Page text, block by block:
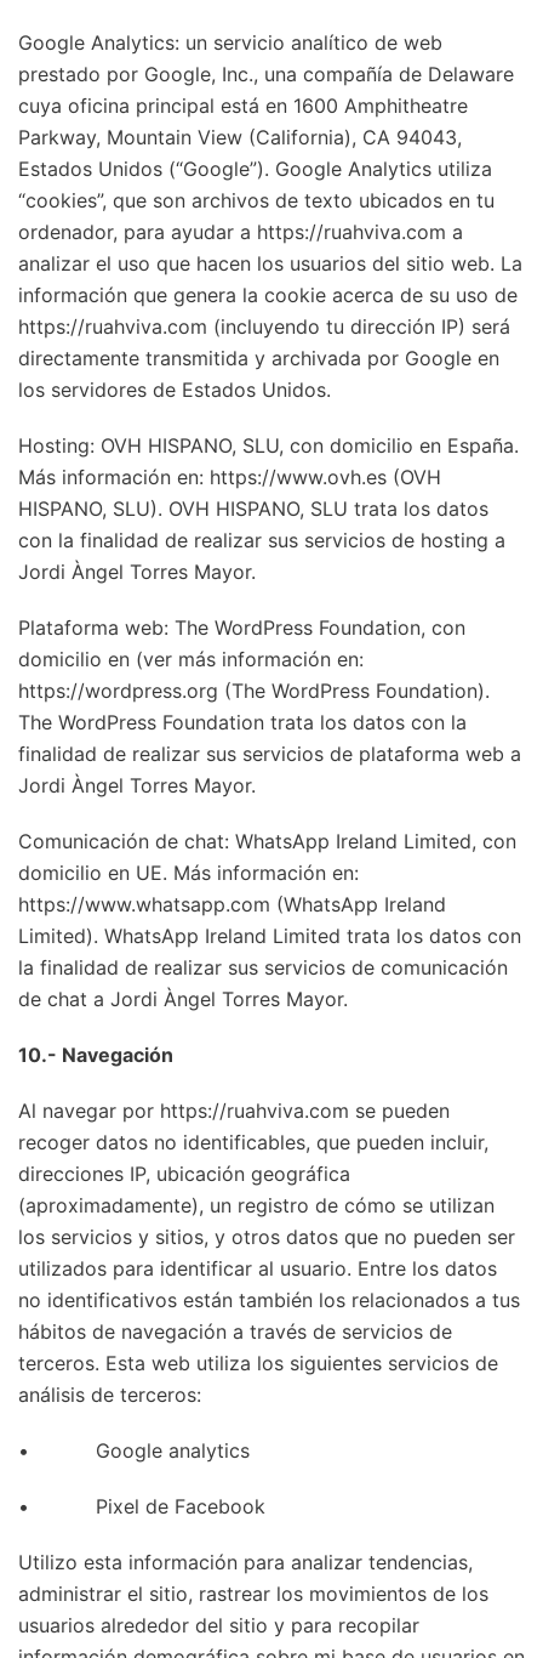
Google Analytics: un servicio analítico de web
prestado por Google, Inc., una compañía de Delaware
cuya oficina principal está en 1600 Amphitheatre
Parkway, Mountain View (California), CA 94043,
Estados Unidos (“Google”). Google Analytics utiliza
“cookies”, que son archivos de texto ubicados en tu
ordenador, para ayudar a https://ruahviva.com a
analizar el uso que hacen los usuarios del sitio web. La
información que genera la cookie acerca de su uso de
https://ruahviva.com (incluyendo tu dirección IP) será
directamente transmitida y archivada por Google en
los servidores de Estados Unidos.
Hosting: OVH HISPANO, SLU, con domicilio en España.
Más información en: https://www.ovh.es (OVH
HISPANO, SLU). OVH HISPANO, SLU trata los datos
con la finalidad de realizar sus servicios de hosting a
Jordi Àngel Torres Mayor.
Plataforma web: The WordPress Foundation, con
domicilio en (ver más información en:
https://wordpress.org (The WordPress Foundation).
The WordPress Foundation trata los datos con la
finalidad de realizar sus servicios de plataforma web a
Jordi Àngel Torres Mayor.
Comunicación de chat: WhatsApp Ireland Limited, con
domicilio en UE. Más información en:
https://www.whatsapp.com (WhatsApp Ireland
Limited). WhatsApp Ireland Limited trata los datos con
la finalidad de realizar sus servicios de comunicación
de chat a Jordi Àngel Torres Mayor.
10.- Navegación
Al navegar por https://ruahviva.com se pueden
recoger datos no identificables, que pueden incluir,
direcciones IP, ubicación geográfica
(aproximadamente), un registro de cómo se utilizan
los servicios y sitios, y otros datos que no pueden ser
utilizados para identificar al usuario. Entre los datos
no identificativos están también los relacionados a tus
hábitos de navegación a través de servicios de
terceros. Esta web utiliza los siguientes servicios de
análisis de terceros:
• Google analytics
• Pixel de Facebook
Utilizo esta información para analizar tendencias,
administrar el sitio, rastrear los movimientos de los
usuarios alrededor del sitio y para recopilar